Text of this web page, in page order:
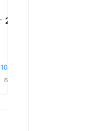
26.0°
10% Lietus
6.0 km/h